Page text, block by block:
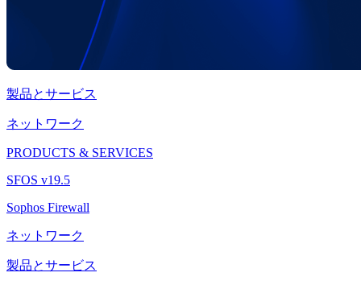
製品とサービス
ネットワーク
PRODUCTS & SERVICES
SFOS v19.5
Sophos Firewall
ネットワーク
製品とサービス